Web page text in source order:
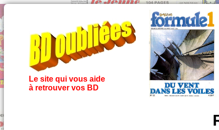
Le site qui vous aide
à retrouver vos BD